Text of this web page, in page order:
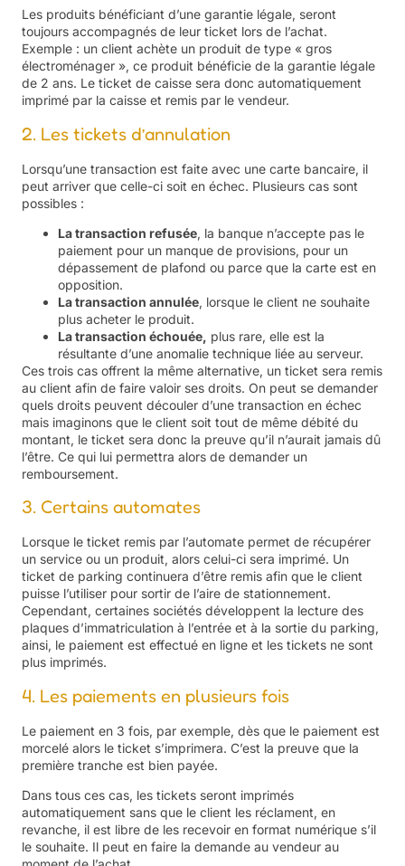
Les produits bénéficiant d’une garantie légale, seront
toujours accompagnés de leur ticket lors de l’achat.
Exemple : un client achète un produit de type « gros
électroménager », ce produit bénéficie de la garantie légale
de 2 ans. Le ticket de caisse sera donc automatiquement
imprimé par la caisse et remis par le vendeur.
2. Les tickets d’annulation
Lorsqu’une transaction est faite avec une carte bancaire, il
peut arriver que celle-ci soit en échec. Plusieurs cas sont
possibles :
La transaction refusée, la banque n’accepte pas le
paiement pour un manque de provisions, pour un
dépassement de plafond ou parce que la carte est en
opposition.
La transaction annulée, lorsque le client ne souhaite
plus acheter le produit.
La transaction échouée, plus rare, elle est la
résultante d’une anomalie technique liée au serveur.
Ces trois cas offrent la même alternative, un ticket sera remis
au client afin de faire valoir ses droits. On peut se demander
quels droits peuvent découler d’une transaction en échec
mais imaginons que le client soit tout de même débité du
montant, le ticket sera donc la preuve qu’il n’aurait jamais dû
l’être. Ce qui lui permettra alors de demander un
remboursement.
3. Certains automates
Lorsque le ticket remis par l’automate permet de récupérer
un service ou un produit, alors celui-ci sera imprimé. Un
ticket de parking continuera d’être remis afin que le client
puisse l’utiliser pour sortir de l’aire de stationnement.
Cependant, certaines sociétés développent la lecture des
plaques d’immatriculation à l’entrée et à la sortie du parking,
ainsi, le paiement est effectué en ligne et les tickets ne sont
plus imprimés.
4. Les paiements en plusieurs fois
Le paiement en 3 fois, par exemple, dès que le paiement est
morcelé alors le ticket s’imprimera. C’est la preuve que la
première tranche est bien payée.
Dans tous ces cas, les tickets seront imprimés
automatiquement sans que le client les réclament, en
revanche, il est libre de les recevoir en format numérique s’il
le souhaite. Il peut en faire la demande au vendeur au